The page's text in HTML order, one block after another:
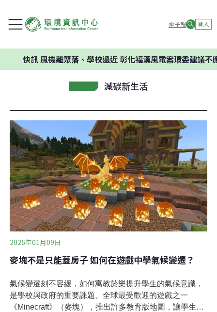
電子報 登入
風機離聚落、學校過近 彰化福漢風電案環委建議不應開發
減碳新生活
2026年01月09日
麥塊不是只能蓋房子 如何在遊戲中學氣候變遷？
氣候變遷刻不容緩，如何寓教於樂提升學生的氣候意識，
是學校與政府的重要課題。全球最受歡迎的遊戲之一
《Minecraft》（麥塊），推出許多教育版地圖，讓學生在